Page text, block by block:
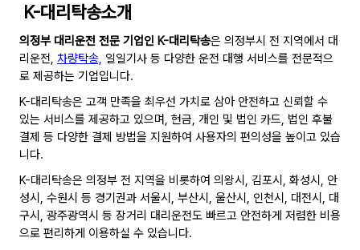
K-대리탁송소개
의정부 대리운전 전문 기업인 K-대리탁송은 의정부시 전 지역에서 대
리운전, 차량탁송, 일일기사 등 다양한 운전 대행 서비스를 전문적으
로 제공하는 기업입니다.
K-대리탁송은 고객 만족을 최우선 가치로 삼아 안전하고 신뢰할 수
있는 서비스를 제공하고 있으며, 현금, 개인 및 법인 카드, 법인 후불
결제 등 다양한 결제 방법을 지원하여 사용자의 편의성을 높이고 있습
니다.
K-대리탁송은 의정부 전 지역을 비롯하여 의왕시, 김포시, 화성시, 안
성시, 수원시 등 경기권과 서울시, 부산시, 울산시, 인천시, 대전시, 대
구시, 광주광역시 등 장거리 대리운전도 빠르고 안전하게 저렴한 비용
으로 편리하게 이용하실 수 있습니다.